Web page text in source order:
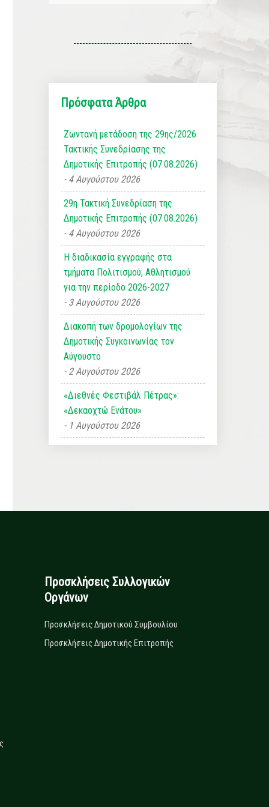
Πρόσφατα Άρθρα
Ζωντανή μετάδοση της 29ης/2026
Τακτικής Συνεδρίασης της
Δημοτικής Επιτροπής (07.08.2026)
4 Αυγούστου 2026
29η Τακτική Συνεδρίαση της
Δημοτικής Επιτροπής (07.08.2026)
4 Αυγούστου 2026
Η διαδικασία εγγραφής στα
τμήματα Πολιτισμού, Αθλητισμού
για την περίοδο 2026-2027
3 Αυγούστου 2026
Διακοπή των δρομολογίων της
Δημοτικής Συγκοινωνίας τον
Αύγουστο
2 Αυγούστου 2026
«Διεθνές Φεστιβάλ Πέτρας»:
«Δεκαοχτώ Ενάτου»
1 Αυγούστου 2026
Προσκλήσεις Συλλογικών
Οργάνων
Προσκλήσεις Δημοτικού Συμβουλίου
Προσκλήσεις Δημοτικής Επιτροπής